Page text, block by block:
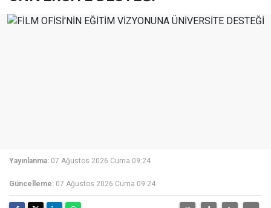
Yayınlanma: 07 Ağustos 2026 Cuma 09:24
Güncelleme: 07 Ağustos 2026 Cuma 09:24